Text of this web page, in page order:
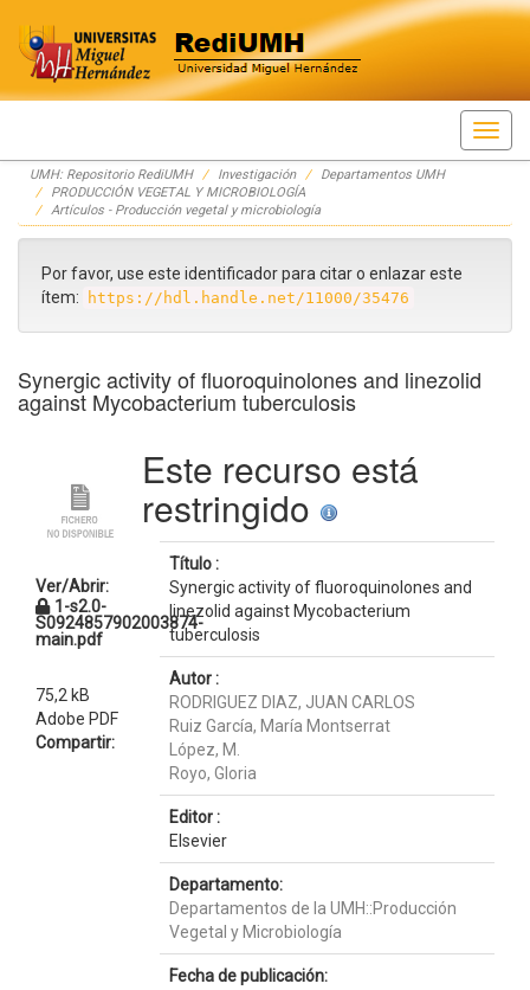
Skip
navigation
UMH: Repositorio RediUMH Investigación
Departamentos UMH
PRODUCCIÓN VEGETAL Y MICROBIOLOGÍA
Artículos - Producción vegetal y microbiología
Por favor, use este identificador para citar o enlazar este
ítem:
https://hdl.handle.net/11000/35476
Synergic activity of fluoroquinolones and linezolid
against Mycobacterium tuberculosis
Ver/Abrir:
1-s2.0-
S0924857902003874-
main.pdf
75,2 kB
Adobe PDF
Compartir:
Este recurso está
restringido
Título :
Synergic activity of fluoroquinolones and
linezolid against Mycobacterium
tuberculosis
Autor :
RODRIGUEZ DIAZ, JUAN CARLOS
Ruiz García, María Montserrat
López, M.
Royo, Gloria
Editor :
Elsevier
Departamento:
Departamentos de la UMH::Producción
Vegetal y Microbiología
Fecha de publicación: